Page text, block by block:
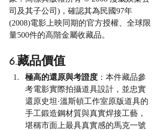
司及其子公司)，確認其為民國97年
(2008)電影上映同期的官方授權、全球限
量500件的高階金屬收藏品。
6.藏品價值
極高的還原與考證度 ：本件藏品參
考電影實際拍攝道具設計，並忠實
還原史坦·溫斯頓工作室原版道具的
手工鍛造鋼材質與真實焊接工藝，
堪稱市面上最具真實感的馬克一號